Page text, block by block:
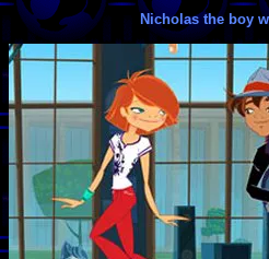
Nicholas the boy